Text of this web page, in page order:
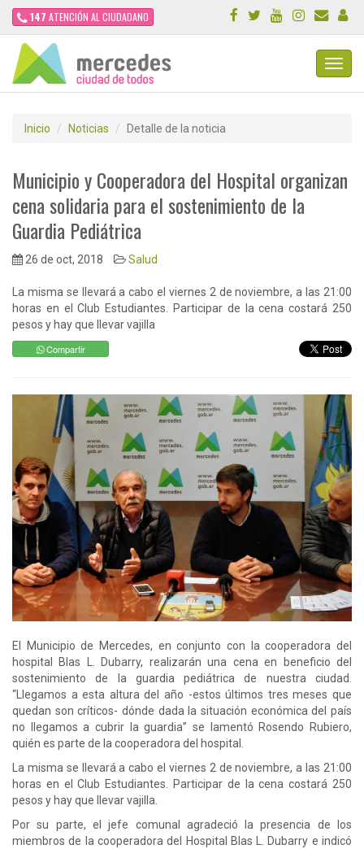
147 ATENCIÓN AL CIUDADANO
Inicio Noticias Detalle de la noticia
Municipio y Cooperadora del Hospital organizan
cena solidaria para el sostenimiento de la
Guardia Pediátrica
26 de oct, 2018 Salud
La misma se llevará a cabo el viernes 2 de noviembre, a las 21:00
horas en el Club Estudiantes. Participar de la cena costará 250
pesos y hay que llevar vajilla
Compartir
El Municipio de Mercedes, en conjunto con la cooperadora del
hospital Blas L. Dubarry, realizarán una cena en beneficio del
sostenimiento de la guardia pediátrica de nuestra ciudad.
“Llegamos a esta altura del año -estos últimos tres meses que
quedan son críticos- dónde dada la situación económica del país
no llegamos a cubrir la guardia” se lamentó Rosendo Rubiero,
quién es parte de la cooperadora del hospital.
La misma se llevará a cabo el viernes 2 de noviembre, a las 21:00
horas en el Club Estudiantes. Participar de la cena costará 250
pesos y hay que llevar vajilla.
Por su parte, el jefe comunal agradeció la presencia de los
miembros de la cooperadora del Hospital Blas L. Dubarry e indicó